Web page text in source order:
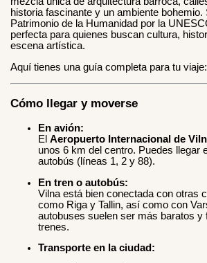
historia fascinante y un ambiente
Patrimonio de la Humanidad por la
perfecta para quienes buscan cultura,
escena artística.
Aquí tienes una guía completa para tu viaje:
Cómo llegar y moverse
En avión:
El Aeropuerto Internacional de
unos 6 km del centro. Puedes llegar
autobús (líneas 1, 2 y 88).
En tren o autobús:
Vilna está bien conectada con otras
como Riga y Tallin, así como con
autobuses suelen ser más baratos y
trenes.
Transporte en la ciudad: